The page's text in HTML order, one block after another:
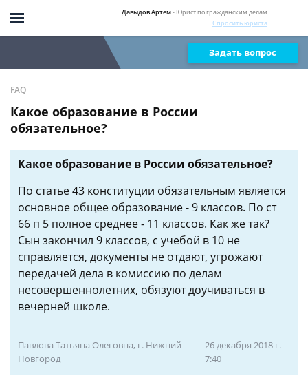
Давыдов Артём- Юрист по гражданским делам
Спросить юриста
Задать вопрос
FAQ
Какое образование в России
обязательное?
Какое образование в России обязательное?
По статье 43 конституции обязательным является
основное общее образование - 9 классов. По ст
66 п 5 полное среднее - 11 классов. Как же так?
Сын закончил 9 классов, с учебой в 10 не
справляется, документы не отдают, угрожают
передачей дела в комиссию по делам
несовершеннолетних, обязуют доучиваться в
вечерней школе.
Павлова Татьяна Олеговна, г. Нижний
Новгород
26 декабря 2018 г.
7:40